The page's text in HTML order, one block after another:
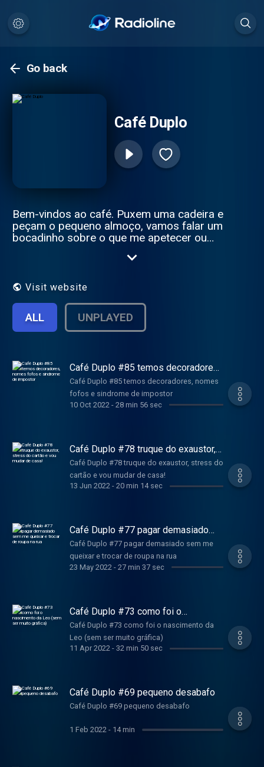
Go back
Café Duplo
Bem-vindos ao café. Puxem uma cadeira e
peçam o pequeno almoço, vamos falar um
bocadinho sobre o que me apetecer ou
Visit website
ALL UNPLAYED
Café Duplo #85 temos decoradores,
nomes fofos e sindrome de
impostor
Café Duplo #85 temos decoradores, nomes
fofos e sindrome de impostor
10 Oct 2022 - 28 min 56 sec
Café Duplo #78 truque do exaustor,
stress do cartão e vou mudar de
casa!
Café Duplo #78 truque do exaustor, stress do
cartão e vou mudar de casa!
13 Jun 2022- 20 min 14 sec
Café Duplo #77 pagar demasiado
sem me queixar e trocar de roupa na
rua
Café Duplo #77 pagar demasiado sem me
queixar e trocar de roupa na rua
23 May 2022 - 27 min 37 sec
Café Duplo #73 como foi o
nascimento da Leo (sem ser muito
gráfica)
Café Duplo #73 como foi o nascimento da
Leo (sem ser muito gráfica)
11 Apr 2022- 32 min 50 sec
Café Duplo #69 pequeno desabafo
Café Duplo #69 pequeno desabafo
1 Feb 2022 - 14 min